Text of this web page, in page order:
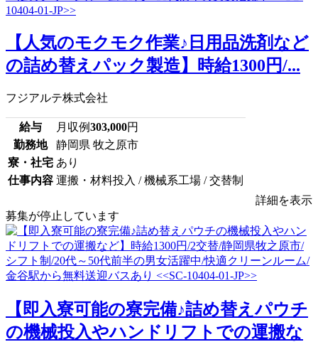
【人気のモクモク作業♪日用品洗剤など
の詰め替えパック製造】時給1300円/...
フジアルテ株式会社
給与 月収例303,000円
勤務地
静岡県 牧之原市
寮・社宅 あり
仕事内容 運搬・材料投入 / 機械系工場 / 交替制
詳細を表示
募集が停止しています
【即入寮可能の寮完備♪詰め替えパウチ
の機械投入やハンドリフトでの運搬な